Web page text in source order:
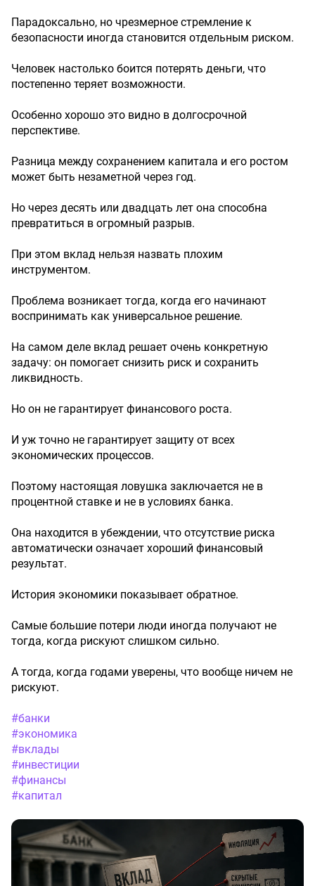
Парадоксально, но чрезмерное стремление к
безопасности иногда становится отдельным риском.
Человек настолько боится потерять деньги, что
постепенно теряет возможности.
Особенно хорошо это видно в долгосрочной
перспективе.
Разница между сохранением капитала и его ростом
может быть незаметной через год.
Но через десять или двадцать лет она способна
превратиться в огромный разрыв.
При этом вклад нельзя назвать плохим
инструментом.
Проблема возникает тогда, когда его начинают
воспринимать как универсальное решение.
На самом деле вклад решает очень конкретную
задачу: он помогает снизить риск и сохранить
ликвидность.
Но он не гарантирует финансового роста.
И уж точно не гарантирует защиту от всех
экономических процессов.
Поэтому настоящая ловушка заключается не в
процентной ставке и не в условиях банка.
Она находится в убеждении, что отсутствие риска
автоматически означает хороший финансовый
результат.
История экономики показывает обратное.
Самые большие потери люди иногда получают не
тогда, когда рискуют слишком сильно.
А тогда, когда годами уверены, что вообще ничем не
рискуют.
#банки
#экономика
#вклады
#инвестиции
#финансы
#капитал